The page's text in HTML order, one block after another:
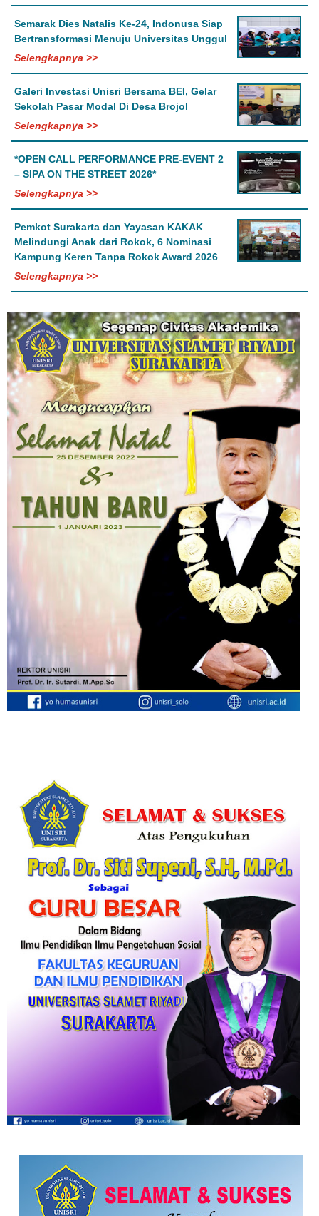
Semarak Dies Natalis Ke-24, Indonusa Siap
Bertransformasi Menuju Universitas Unggul
Selengkapnya >>
Galeri Investasi Unisri Bersama BEI, Gelar
Sekolah Pasar Modal Di Desa Brojol
Selengkapnya >>
*OPEN CALL PERFORMANCE PRE-EVENT 2
– SIPA ON THE STREET 2026*
Selengkapnya >>
Pemkot Surakarta dan Yayasan KAKAK
Melindungi Anak dari Rokok, 6 Nominasi
Kampung Keren Tanpa Rokok Award 2026
Selengkapnya >>